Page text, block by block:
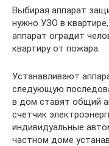
Выбирая аппарат
нужно УЗО в
аппарат оградит
квартиру от пожара.
Устанавливают
следующую
в дом ставят общий
счетчик
индивидуальные
частном доме